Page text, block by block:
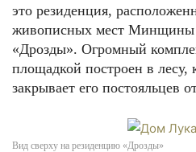
это резиденция,
живописных мест Минщины
«Дрозды». Огромный
площадкой построен в лесу,
закрывает его постояльцев
Вид сверху на резиденцию «Дрозды»